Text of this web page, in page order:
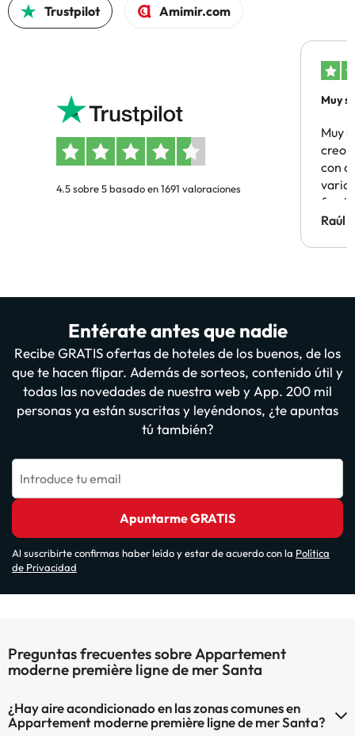
Trustpilot Amimir.com
4.5 sobre 5 basado en 1691 valoraciones
Muy
Muy
creo
con
Hotel
Raúl
Entérate antes que nadie
Recibe GRATIS ofertas de hoteles de los buenos, de los
que te hacen flipar. Además de sorteos, contenido útil y
todas las novedades de nuestra web y App. 200 mil
personas ya están suscritas y leyéndonos, ¿te apuntas
tú también?
Introduce tu email
Apuntarme GRATIS
Al suscribirte confirmas haber leído y estar de acuerdo con la Política
de Privacidad
Preguntas frecuentes sobre Appartement
moderne première ligne de mer Santa
¿Hay aire acondicionado en las zonas comunes en
Appartement moderne première ligne de mer Santa?